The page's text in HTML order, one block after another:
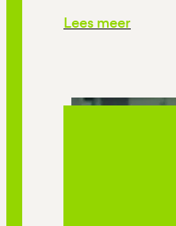
Lees meer